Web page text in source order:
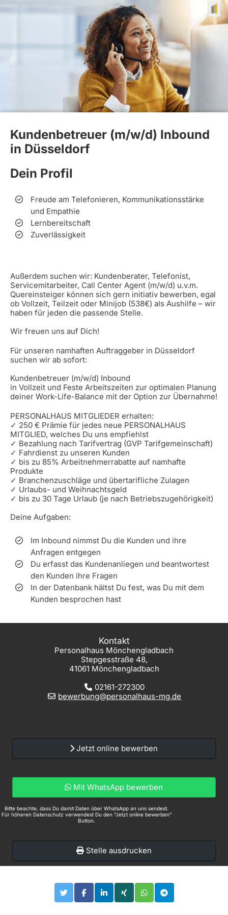
Kundenbetreuer (m/w/d) Inbound
in Düsseldorf
Dein Profil
Freude am Telefonieren, Kommunikationsstärke
und Empathie
Lernbereitschaft
Zuverlässigkeit
Außerdem suchen wir: Kundenberater, Telefonist,
Servicemitarbeiter, Call Center Agent (m/w/d) u.v.m.
Quereinsteiger können sich gern initiativ bewerben, egal
ob Vollzeit, Teilzeit oder Minijob (538€) als Aushilfe – wir
haben für jeden die passende Stelle.
Wir freuen uns auf Dich!
Für unseren namhaften Auftraggeber in Düsseldorf
suchen wir ab sofort:
Kundenbetreuer (m/w/d) Inbound
in Vollzeit und Feste Arbeitszeiten zur optimalen Planung
deiner Work-Life-Balance mit der Option zur Übernahme!
PERSONALHAUS MITGLIEDER erhalten:
✓ 250 € Prämie für jedes neue PERSONALHAUS
MITGLIED, welches Du uns empfiehlst
✓ Bezahlung nach Tarifvertrag (GVP Tarifgemeinschaft)
✓ Fahrdienst zu unseren Kunden
✓ bis zu 85% Arbeitnehmerrabatte auf namhafte
Produkte
✓ Branchenzuschläge und übertarifliche Zulagen
✓ Urlaubs- und Weihnachtsgeld
✓ bis zu 30 Tage Urlaub (je nach Betriebszugehörigkeit)
Deine Aufgaben:
Im Inbound nimmst Du die Kunden und ihre
Anfragen entgegen
Du erfasst das Kundenanlie­gen und beantwortest
den Kunden ihre Fragen
In der Datenbank hältst Du fest, was Du mit dem
Kunden besprochen hast
Kontakt
Personalhaus Mönchengladbach
Stepgesstraße 48,
41061 Mönchengladbach
02161-272300
bewerbung@personalhaus-mg.de
Jetzt online bewerben
Mit WhatsApp bewerben
Bitte beachte, dass Du damit Daten über WhatsApp an uns sendest.
Für höheren Datenschutz verwendest Du den "Jetzt online bewerben"
Button.
Stelle ausdrucken